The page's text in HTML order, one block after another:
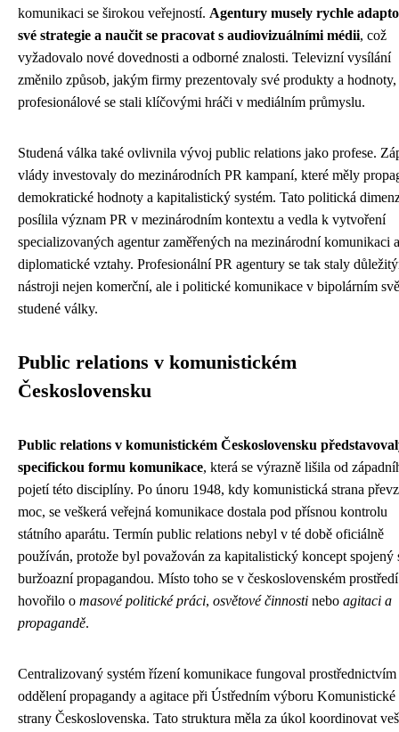
komunikaci se širokou veřejností. Agentury musely rychle
své strategie a naučit se pracovat s audiovizuálními médii, což
vyžadovalo nové dovednosti a odborné znalosti. Televizní vysílání
změnilo způsob, jakým firmy prezentovaly své produkty a hodnoty,
profesionálové se stali klíčovými hráči v mediálním průmyslu.
Studená válka také ovlivnila vývoj public relations jako profese.
vlády investovaly do mezinárodních PR kampaní, které měly
demokratické hodnoty a kapitalistický systém. Tato politická
posílila význam PR v mezinárodním kontextu a vedla k vytvoření
specializovaných agentur zaměřených na mezinárodní komunikaci a
diplomatické vztahy. Profesionální PR agentury se tak staly
nástroji nejen komerční, ale i politické komunikace v bipolárním
studené války.
Public relations v komunistickém
Československu
Public relations v komunistickém Československu
specifickou formu komunikace, která se výrazně lišila od
pojetí této disciplíny. Po únoru 1948, kdy komunistická strana
moc, se veškerá veřejná komunikace dostala pod přísnou kontrolu
státního aparátu. Termín public relations nebyl v té době oficiálně
používán, protože byl považován za kapitalistický koncept spojený
buržoazní propagandou. Místo toho se v československém prostředí
hovořilo o masové politické práci, osvětové činnosti nebo agitaci a
propagandě.
Centralizovaný systém řízení komunikace fungoval prostřednictvím
oddělení propagandy a agitace při Ústředním výboru Komunistické
strany Československa. Tato struktura měla za úkol koordinovat